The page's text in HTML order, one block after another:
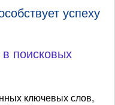
успеху
поисковых
ключевых слов,